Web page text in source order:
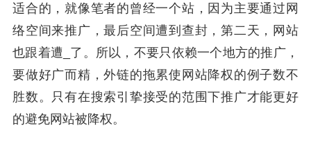
适合的，就像笔者的曾经一个站，因为主要通过网
络空间来推广，最后空间遭到查封，第二天，网站
也跟着遭_了。所以，不要只依赖一个地方的推广，
要做好广而精，外链的拖累使网站降权的例子数不
胜数。只有在搜索引挚接受的范围下推广才能更好
的避免网站被降权。